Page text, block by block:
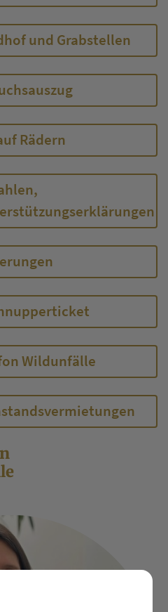
und Grabstellen
Rädern
Wildunfälle